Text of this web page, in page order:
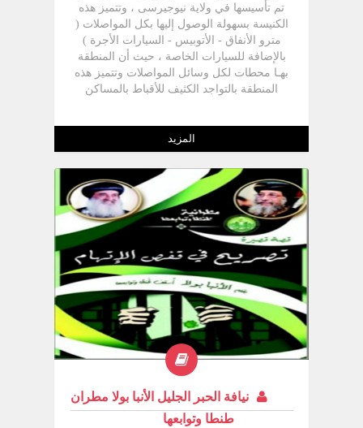
تم تأسيسها في ولاية نيوجيرسى ، وتتميز هذه
الكنيسة بسهولة الوصول إليها بكل المواصلات (
مترو الأنفاق - الأتوبيس - السيارات الأجرة )
بالإضافة للسيارات الخاصة ، حيث أن المنطقة
بهـا محطات لكل وسائل المواصلات وتتميز هذه
المنطقة بالتواجد الكثيف للأقباط بالمساكن
وخاصة لشرق أمريكا . - والكنيسة على إسم
الشهيد مارجرجس والقديس الأنبا شنودة رئيس
المتوحدين ، وتخدم أكبر تجمع قبطي في
منطقة نيوجيرسى ،
المزيد
نيافة الحبر الجليل الأنبا بولا مطران
طنطا وتوابعها